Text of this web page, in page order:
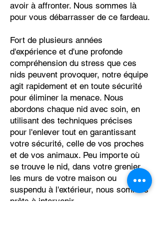
avoir à affronter. Nous sommes là
pour vous débarrasser de ce fardeau.
Fort de plusieurs années
d'expérience et d'une profonde
compréhension du stress que ces
nids peuvent provoquer, notre équipe
agit rapidement et en toute sécurité
pour éliminer la menace. Nous
abordons chaque nid avec soin, en
utilisant des techniques précises
pour l'enlever tout en garantissant
votre sécurité, celle de vos proches
et de vos animaux. Peu importe où
se trouve le nid, dans votre grenier,
les murs de votre maison ou
suspendu à l'extérieur, nous sommes
prêts à intervenir.